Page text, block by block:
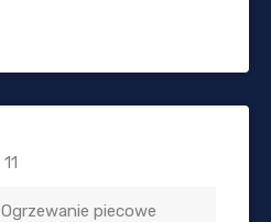
11
Ogrzewanie piecowe